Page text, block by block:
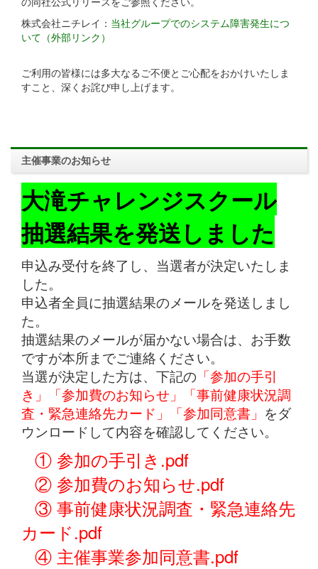
株式会社ニチレイ： 当社グループでのシステム障害発生につ
いて（外部リンク）
ご利用の皆様には多大なるご不便とご心配をおかけいたしま
すこと、深くお詫び申し上げます。
主催事業のお知らせ
大滝チャレンジスクール
抽選結果を発送しました
申込み受付を終了し、当選者が決定いたしま
した。
申込者全員に抽選結果のメールを発送しまし
た。
抽選結果のメールが届かない場合は、お手数
ですが本所までご連絡ください。
当選が決定した方は、下記の 「参加の手引
き」「参加費のお知らせ」「事前健康状況調
査・緊急連絡先カード」「参加同意書」 をダ
ウンロードして内容を確認してください。
① 参加の手引き.pdf
② 参加費のお知らせ.pdf
③ 事前健康状況調査・緊急連絡先
カード.pdf
④ 主催事業参加同意書.pdf